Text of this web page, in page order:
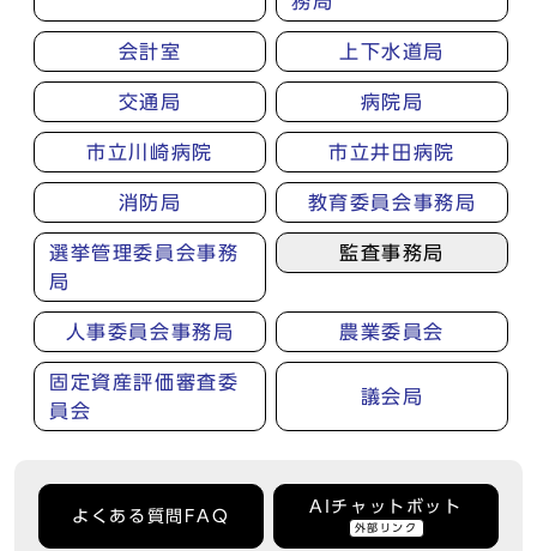
会計室 上下水道局
交通局 病院局
市立川崎病院 市立井田病院
消防局 教育委員会事務局
選挙管理委員会事務
局
監査事務局
人事委員会事務局 農業委員会
固定資産評価審査委
員会
議会局
よくある質問FAQ
AIチャットボット
外部リンク